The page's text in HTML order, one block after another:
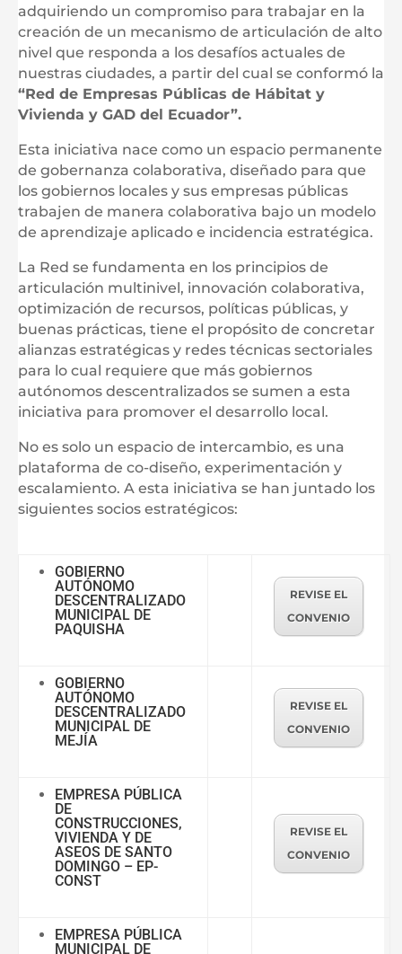
adquiriendo un compromiso para trabajar en la
creación de un mecanismo de articulación de alto
nivel que responda a los desafíos actuales de
nuestras ciudades, a partir del cual se conformó la
“Red de Empresas Públicas de Hábitat y
Vivienda y GAD del Ecuador”.
Esta iniciativa nace como un espacio permanente
de gobernanza colaborativa, diseñado para que
los gobiernos locales y sus empresas públicas
trabajen de manera colaborativa bajo un modelo
de aprendizaje aplicado e incidencia estratégica.
La Red se fundamenta en los principios de
articulación multinivel, innovación colaborativa,
optimización de recursos, políticas públicas, y
buenas prácticas, tiene el propósito de concretar
alianzas estratégicas y redes técnicas sectoriales
para lo cual requiere que más gobiernos
autónomos descentralizados se sumen a esta
iniciativa para promover el desarrollo local.
No es solo un espacio de intercambio, es una
plataforma de co-diseño, experimentación y
escalamiento. A esta iniciativa se han juntado los
siguientes socios estratégicos:
GOBIERNO
AUTÓNOMO
DESCENTRALIZADO
MUNICIPAL DE
PAQUISHA
REVISE EL
CONVENIO
GOBIERNO
AUTÓNOMO
DESCENTRALIZADO
MUNICIPAL DE
MEJÍA
REVISE EL
CONVENIO
EMPRESA PÚBLICA
DE
CONSTRUCCIONES,
VIVIENDA Y DE
ASEOS DE SANTO
DOMINGO – EP-
CONST
REVISE EL
CONVENIO
EMPRESA PÚBLICA
MUNICIPAL DE